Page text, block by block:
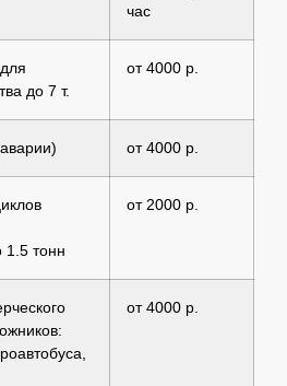
час
до 7 т.
от 4000 р.
от 4000 р.
1.5 тонн
от 2000 р.
от 4000 р.